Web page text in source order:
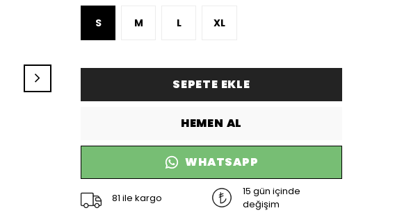
S M L XL
SEPETE EKLE
HEMEN AL
WHATSAPP
81 ile kargo
15 gün içinde
değişim